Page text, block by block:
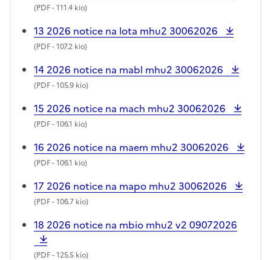
(PDF- 111.4 kio)
13 2026 notice na lota mhu2 30062026
(PDF- 107.2 kio)
14 2026 notice na mabl mhu2 30062026
(PDF- 105.9 kio)
15 2026 notice na mach mhu2 30062026
(PDF- 106.1 kio)
16 2026 notice na maem mhu2 30062026
(PDF- 106.1 kio)
17 2026 notice na mapo mhu2 30062026
(PDF- 106.7 kio)
18 2026 notice na mbio mhu2 v2 09072026
(PDF- 125.5 kio)